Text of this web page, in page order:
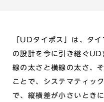
「UDタイポス」は、タ
の設計を今に引き継ぐ
線の太さと横線の太さ、
ことで、システマティッ
で、縦横差が小さいとき